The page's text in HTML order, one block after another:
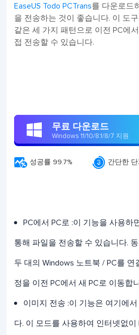
EaseUS Todo PCTrans를 다운로드
을 전송하는 것이 좋습니다. 이 도
같은 세 가지 패턴으로 이전 PC에
접 전송할 수 있습니다.
 무료 다운로드
Windows 11/10/8.1/8/7 지원
 성공률 99.7%  간단한
PC에서 PC로 :이 기능을 사용하
통해 파일을 전송할 수 있습니다.
두 대의 Windows 노트북 / PC를 연
정을 이전 PC에서 새 PC로 이동합
이미지 전송 :이 기능은 여기에
다. 이 모드를 사용하여 인터넷없이